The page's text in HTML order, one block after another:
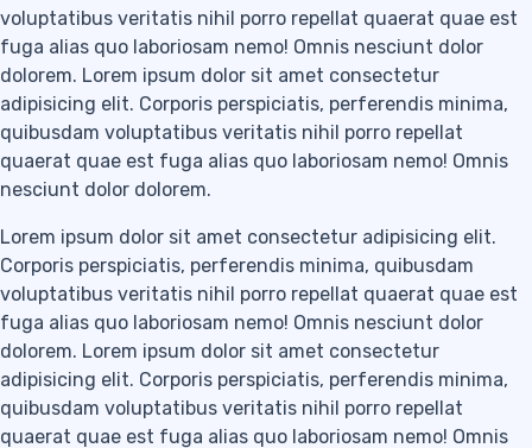
voluptatibus veritatis nihil porro repellat quaerat quae est
fuga alias quo laboriosam nemo! Omnis nesciunt dolor
dolorem. Lorem ipsum dolor sit amet consectetur
adipisicing elit. Corporis perspiciatis, perferendis minima,
quibusdam voluptatibus veritatis nihil porro repellat
quaerat quae est fuga alias quo laboriosam nemo! Omnis
nesciunt dolor dolorem.
Lorem ipsum dolor sit amet consectetur adipisicing elit.
Corporis perspiciatis, perferendis minima, quibusdam
voluptatibus veritatis nihil porro repellat quaerat quae est
fuga alias quo laboriosam nemo! Omnis nesciunt dolor
dolorem. Lorem ipsum dolor sit amet consectetur
adipisicing elit. Corporis perspiciatis, perferendis minima,
quibusdam voluptatibus veritatis nihil porro repellat
quaerat quae est fuga alias quo laboriosam nemo! Omnis